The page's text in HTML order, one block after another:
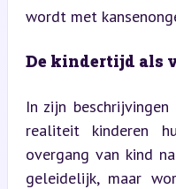
wordt met
De kindertijd als
In zijn
realiteit kinderen
overgang van kind
geleidelijk, maar